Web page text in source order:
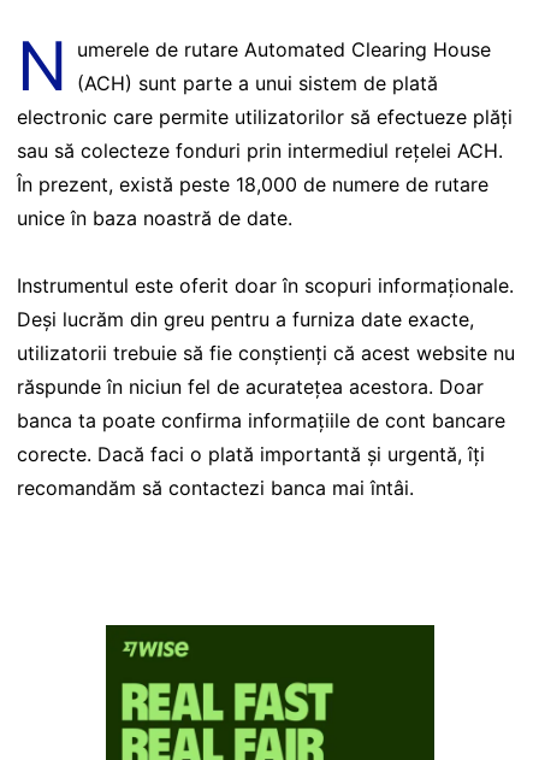
N
umerele de rutare Automated Clearing House
(ACH) sunt parte a unui sistem de plată
electronic care permite utilizatorilor să efectueze plăți
sau să colecteze fonduri prin intermediul rețelei ACH.
În prezent, există peste 18,000 de numere de rutare
unice în baza noastră de date.
Instrumentul este oferit doar în scopuri informaționale.
Deși lucrăm din greu pentru a furniza date exacte,
utilizatorii trebuie să fie conștienți că acest website nu
răspunde în niciun fel de acuratețea acestora. Doar
banca ta poate confirma informațiile de cont bancare
corecte. Dacă faci o plată importantă și urgentă, îți
recomandăm să contactezi banca mai întâi.